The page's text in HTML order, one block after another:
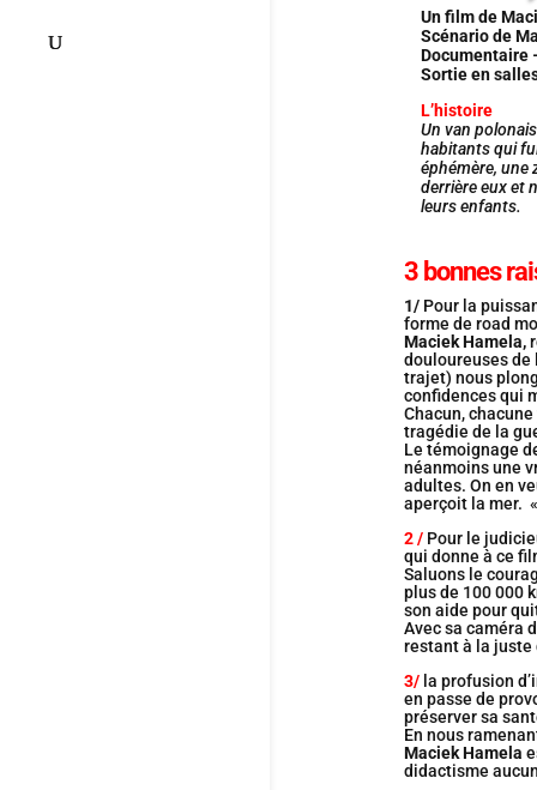
Un film de
Scénario de
Documentaire
Sortie en
L’histoire
Un van
habitants qui
éphémère, une
derrière eux et
leurs enfants.
3 bonnes
1/Pour la
forme de road
Maciek Hamela,
douloureuses de
trajet) nous
confidences qui
Chacun,
tragédie de la
Le témoignage
néanmoins une
adultes. On en
aperçoit la mer.
2 /Pour le
qui donne à ce
Saluons le
plus de 100 000
son aide pour
Avec sa caméra
restant à la juste
3/ la profusion
en passe de
préserver sa
En nous
Maciek Hamela
didactisme